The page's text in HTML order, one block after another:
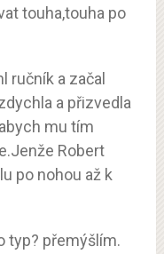
touha,touha po
ručník a začal
a přizvedla
mu tím
Robert
po nohou až k
typ? přemýšlím.